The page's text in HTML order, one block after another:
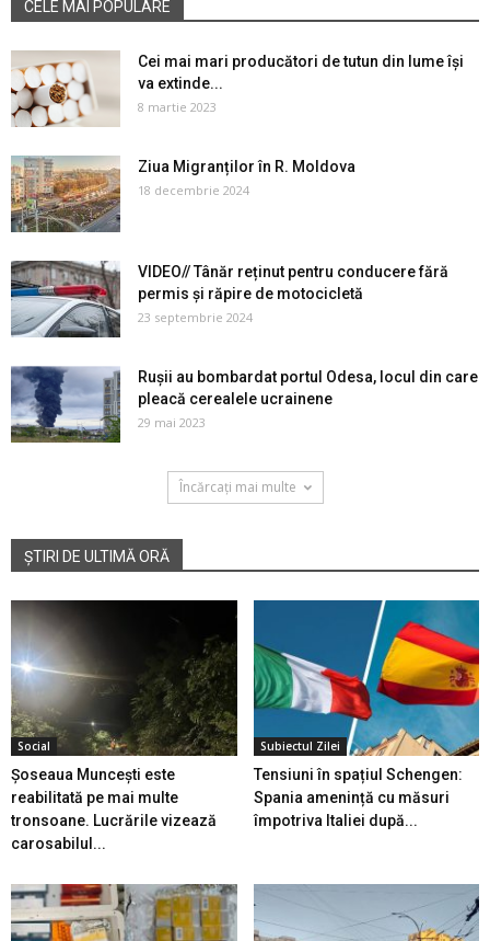
CELE MAI POPULARE
Cei mai mari producători de tutun din lume își
va extinde...
8 martie 2023
Ziua Migranților în R. Moldova
18 decembrie 2024
VIDEO// Tânăr reținut pentru conducere fără
permis și răpire de motocicletă
23 septembrie 2024
Rușii au bombardat portul Odesa, locul din care
pleacă cerealele ucrainene
29 mai 2023
Încărcați mai multe
ȘTIRI DE ULTIMĂ ORĂ
Social
Șoseaua Muncești este
reabilitată pe mai multe
tronsoane. Lucrările vizează
carosabilul...
Subiectul Zilei
Tensiuni în spațiul Schengen:
Spania amenință cu măsuri
împotriva Italiei după...